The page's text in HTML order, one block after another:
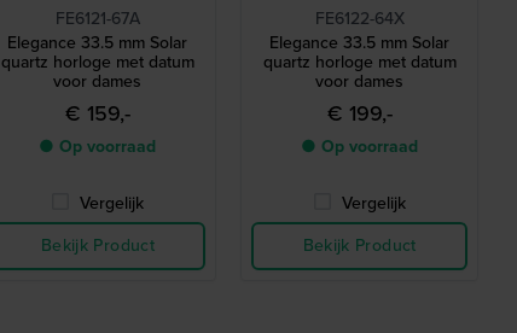
FE6121-67A
Elegance 33.5 mm Solar
quartz horloge met datum
voor dames
€ 159,-
● Op voorraad
Vergelijk
Bekijk Product
FE6122-64X
Elegance 33.5 mm Solar
quartz horloge met datum
voor dames
€ 199,-
● Op voorraad
Vergelijk
Bekijk Product